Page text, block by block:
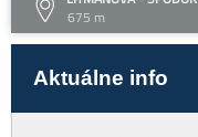
675 m
Aktuálne info